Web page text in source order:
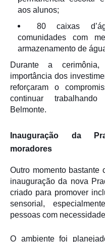
aos alunos;
80 caixas
comunidades com
armazenamento de
Durante a cerimônia,
importância dos
reforçaram o
continuar
Belmonte.
Inauguração da
moradores
Outro momento bastante
inauguração da nova
criado para promover
sensorial,
pessoas com
O ambiente foi